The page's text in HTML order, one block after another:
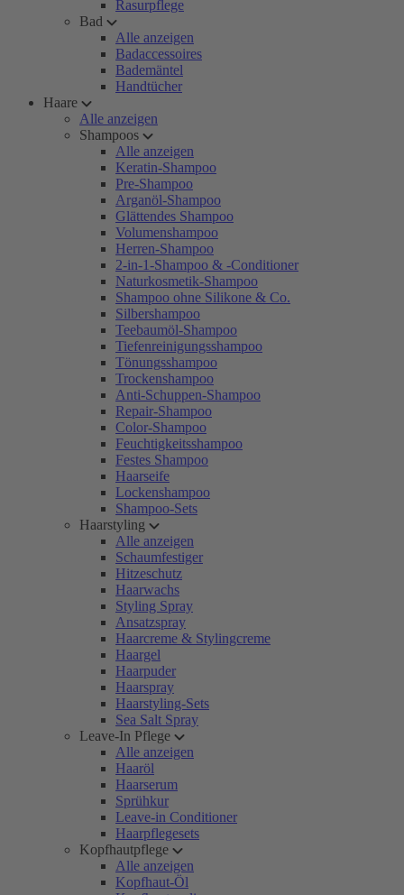
Rasurpflege
Bad
Alle anzeigen
Badaccessoires
Bademäntel
Handtücher
Haare
Alle anzeigen
Shampoos
Alle anzeigen
Keratin-Shampoo
Pre-Shampoo
Arganöl-Shampoo
Glättendes Shampoo
Volumenshampoo
Herren-Shampoo
2-in-1-Shampoo & -Conditioner
Naturkosmetik-Shampoo
Shampoo ohne Silikone & Co.
Silbershampoo
Teebaumöl-Shampoo
Tiefenreinigungsshampoo
Tönungsshampoo
Trockenshampoo
Anti-Schuppen-Shampoo
Repair-Shampoo
Color-Shampoo
Feuchtigkeitsshampoo
Festes Shampoo
Haarseife
Lockenshampoo
Shampoo-Sets
Haarstyling
Alle anzeigen
Schaumfestiger
Hitzeschutz
Haarwachs
Styling Spray
Ansatzspray
Haarcreme & Stylingcreme
Haargel
Haarpuder
Haarspray
Haarstyling-Sets
Sea Salt Spray
Leave-In Pflege
Alle anzeigen
Haaröl
Haarserum
Sprühkur
Leave-in Conditioner
Haarpflegesets
Kopfhautpflege
Alle anzeigen
Kopfhaut-Öl